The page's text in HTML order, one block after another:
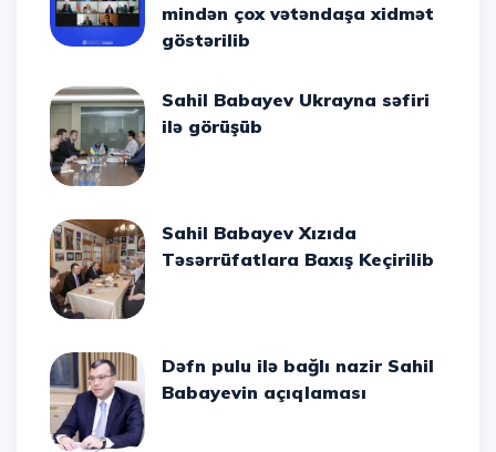
mindən çox vətəndaşa xidmət
göstərilib
Sahil Babayev Ukrayna səfiri
ilə görüşüb
Sahil Babayev Xızıda
Təsərrüfatlara Baxış Keçirilib
Dəfn pulu ilə bağlı nazir Sahil
Babayevin açıqlaması